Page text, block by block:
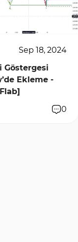
Sep 18, 2024
Göstergesi
Ekleme -
0